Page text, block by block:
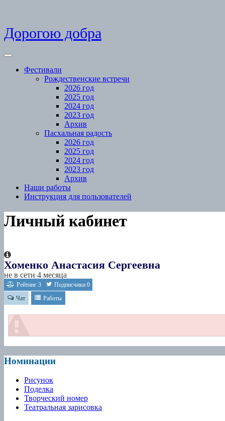
Skip
to
Дорогою добра
Open
Фестивали
Рождественские встречи
2026 год
2025 год
2024 год
2023 год
Архив
Пасхальная радость
2026 год
2025 год
2024 год
2023 год
Архив
Наши работы
Инструкция для пользователей
Close
Menu
Личный кабинет
Хоменко Анастасия Сергеевна
не в сети 4 месяца
Рейтинг 3 Подписчики 0
Чат
Работы
Номинации
Рисунок
Поделка
Творческий номер
Театральная зарисовка